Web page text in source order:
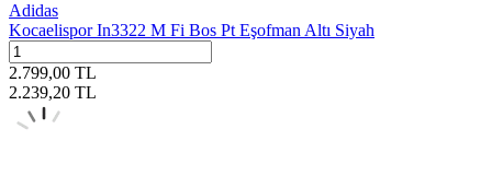
Adidas
Kocaelispor In3322 M Fi Bos Pt Eşofman Altı Siyah
2.799,00 TL
2.239,20 TL